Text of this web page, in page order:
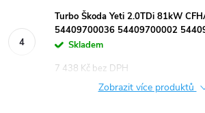
Turbo Škoda Yeti 2.0TDi 81kW
54409700036 54409700002
Skladem
7 438 Kč bez DPH
Zobrazit více produktů